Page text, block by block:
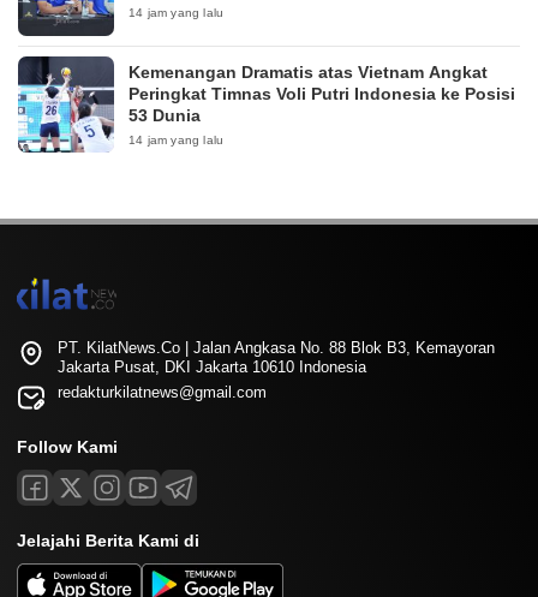
14 jam yang lalu
Kemenangan Dramatis atas Vietnam Angkat
Peringkat Timnas Voli Putri Indonesia ke Posisi
53 Dunia
14 jam yang lalu
PT. KilatNews.Co | Jalan Angkasa No. 88 Blok B3, Kemayoran
Jakarta Pusat, DKI Jakarta 10610 Indonesia
redakturkilatnews@gmail.com
Follow Kami
Jelajahi Berita Kami di